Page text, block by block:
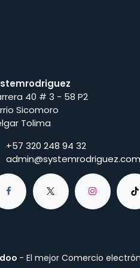
40 # 3 - 58 P2
Sicomoro
Tolima
+57 320 248 94 32
- El mejor Comercio